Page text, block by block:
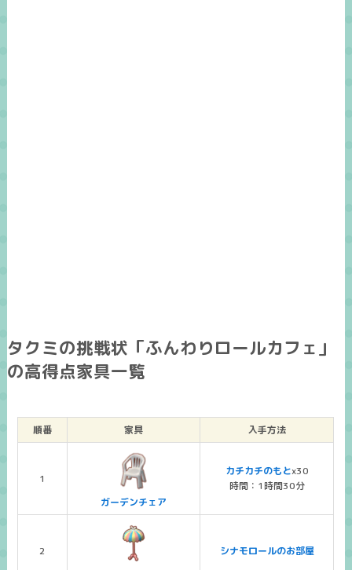
タクミの挑戦状「ふんわりロールカフェ」
の高得点家具一覧
順番 家具 入手方法
1
ガーデンチェア
カチカチのもとx30
時間：1時間30分
2
シナモロールのお部屋